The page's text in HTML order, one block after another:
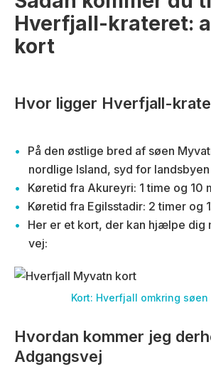
Hverfjall-krateret:
kort
Hvor ligger Hverfjall-
På den østlige bred af søen
nordlige Island, syd for
Køretid fra Akureyri: 1 time og 10
Køretid fra Egilsstadir: 2 timer og
Her er et kort, der kan hjælpe dig
vej:
Kort: Hverfjall omkring søen
Hvordan kommer jeg
Adgangsvej